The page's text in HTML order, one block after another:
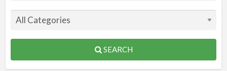
SEARCH